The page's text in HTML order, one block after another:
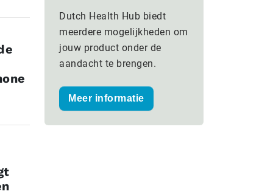
Dutch Health Hub biedt
meerdere mogelijkheden om
jouw product onder de
aandacht te brengen.
Meer informatie